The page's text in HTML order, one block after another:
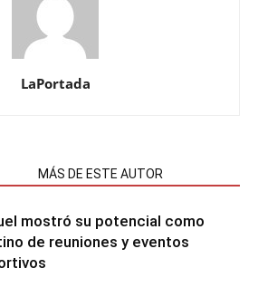
LaPortada
MÁS DE ESTE AUTOR
mostró su potencial como
de reuniones y eventos